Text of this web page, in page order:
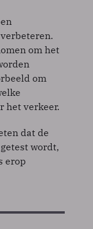
om het
om
het verkeer.
dat de
wordt,
erop